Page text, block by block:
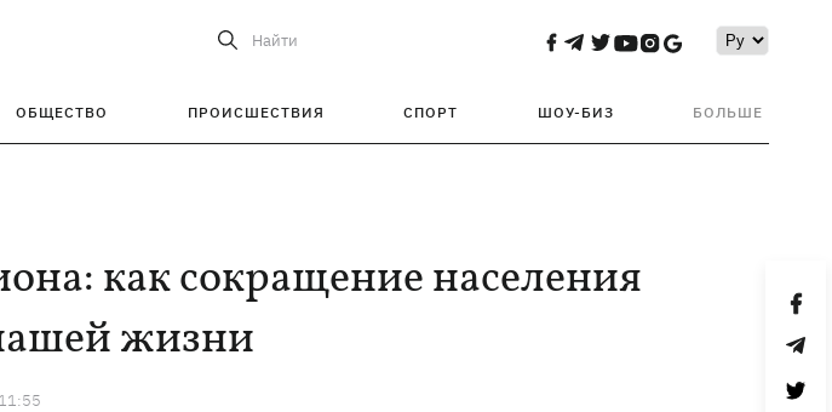
Найти
ОБЩЕСТВО ПРОИСШЕСТВИЯ СПОРТ ШОУ-БИЗ БОЛЬШЕ
как сокращение населения
жизни